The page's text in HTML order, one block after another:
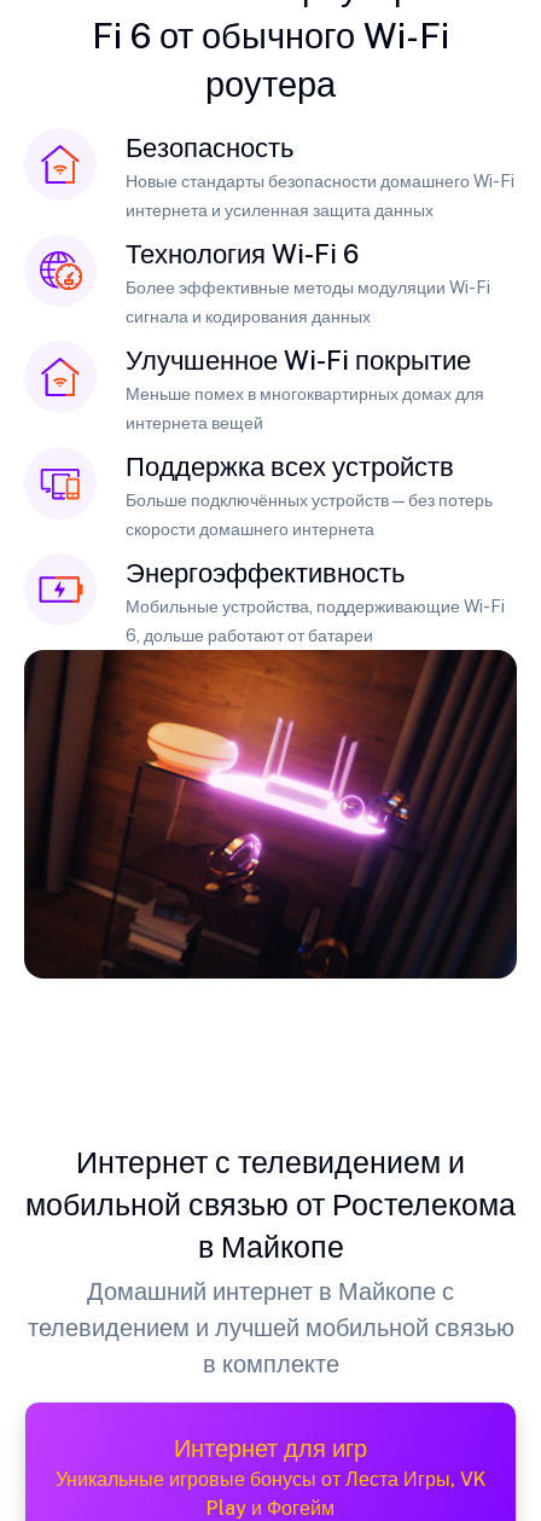
Fi 6 от обычного Wi-Fi
роутера
Безопасность
Новые стандарты безопасности домашнего Wi-Fi
интернета и усиленная защита данных
Технология Wi-Fi 6
Более эффективные методы модуляции Wi-Fi
сигнала и кодирования данных
Улучшенное Wi-Fi покрытие
Меньше помех в многоквартирных домах для
интернета вещей
Поддержка всех устройств
Больше подключённых устройств — без потерь
скорости домашнего интернета
Энергоэффективность
Мобильные устройства, поддерживающие Wi-Fi
6, дольше работают от батареи
Интернет с телевидением и
мобильной связью от Ростелекома
в Майкопе
Домашний интернет в Майкопе с
телевидением и лучшей мобильной связью
в комплекте
Интернет для игр
Уникальные игровые бонусы от Леста Игры, VK
Play и Фогейм